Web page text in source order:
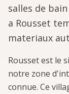
salles de
a Rousset
materiaux
Rousset est le
notre zone
connue. Ce